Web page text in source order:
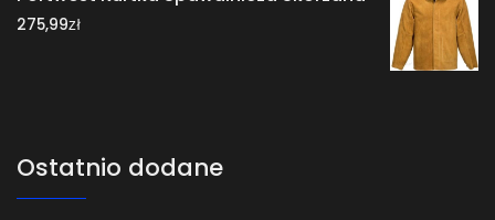
275,99zł
Ostatnio dodane